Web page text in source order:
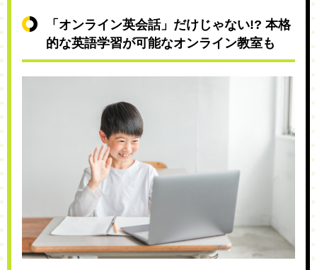
「オンライン英会話」だけじゃない!? 本格
的な英語学習が可能なオンライン教室も